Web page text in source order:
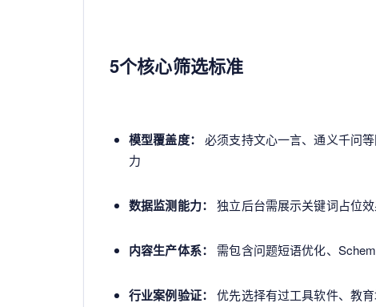
5个核心筛选标准
模型覆盖度：
必须支持文心一言、通义千问
力
数据监测能力： 独立后台需展示关键词占位
内容生产体系： 需包含问题短语优化、
行业案例验证： 优先选择有过工具软件、教